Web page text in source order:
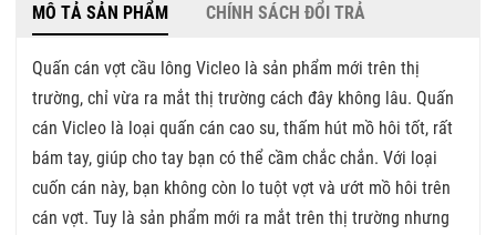
MÔ TẢ SẢN PHẨM CHÍNH SÁCH ĐỔI TRẢ
Quấn cán vợt cầu lông Vicleo là sản phẩm mới trên thị
trường, chỉ vừa ra mắt thị trường cách đây không lâu. Quấn
cán Vicleo là loại quấn cán cao su, thấm hút mồ hôi tốt, rất
bám tay, giúp cho tay bạn có thể cầm chắc chắn. Với loại
cuốn cán này, bạn không còn lo tuột vợt và ướt mồ hôi trên
cán vợt. Tuy là sản phẩm mới ra mắt trên thị trường nhưng